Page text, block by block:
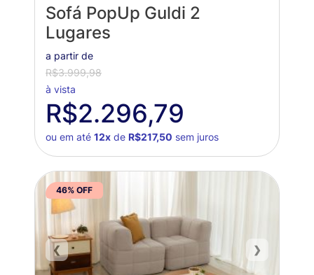
Sofá PopUp Guldi 2
Lugares
a partir de
R$3.999,98
à vista
R$2.296,79
ou em até 12xde R$217,50 sem juros
46% OFF
❮ ❯